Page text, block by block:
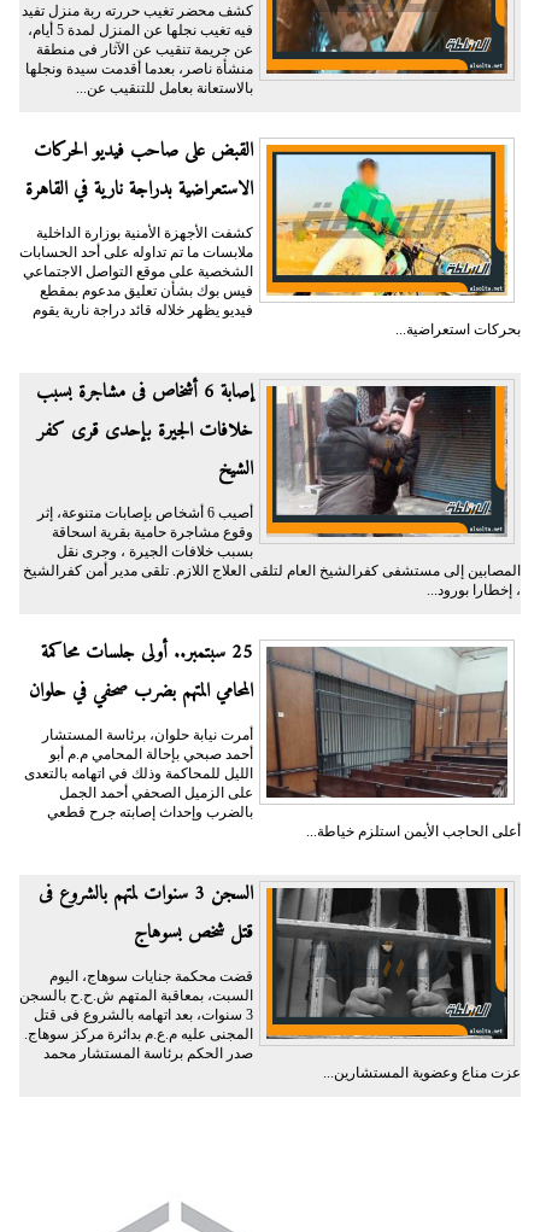
كشف محضر تغيب حررته ربة منزل تفيد
فيه تغيب نجلها عن المنزل لمدة 5 أيام،
عن جريمة تنقيب عن الآثار فى منطقة
منشأة ناصر، بعدما أقدمت سيدة ونجلها
بالاستعانة بعامل للتنقيب عن...
القبض على صاحب فيديو الحركات
الاستعراضية بدراجة نارية في القاهرة
كشفت الأجهزة الأمنية بوزارة الداخلية
ملابسات ما تم تداوله على أحد الحسابات
الشخصية على موقع التواصل الاجتماعي
فيس بوك بشأن تعليق مدعوم بمقطع
فيديو يظهر خلاله قائد دراجة نارية يقوم
بحركات استعراضية...
إصابة 6 أشخاص فى مشاجرة بسبب
خلافات الجيرة بإحدى قرى كفر
الشيخ
أصيب 6 أشخاص بإصابات متنوعة، إثر
وقوع مشاجرة حامية بقرية اسحاقة
بسبب خلافات الجيرة ، وجرى نقل
المصابين إلى مستشفى كفرالشيخ العام لتلقى العلاج اللازم. تلقى مدير أمن كفرالشيخ
، إخطارا بورود...
25 سبتمبر.. أولى جلسات محاكمة
المحامي المتهم بضرب صحفي في حلوان
أمرت نيابة حلوان، برئاسة المستشار
أحمد صبحي بإحالة المحامي م.م أبو
الليل للمحاكمة وذلك في اتهامه بالتعدى
على الزميل الصحفي أحمد الجمل
بالضرب وإحداث إصابته جرح قطعي
أعلى الحاجب الأيمن استلزم خياطة...
السجن 3 سنوات لمتهم بالشروع فى
قتل شخص بسوهاج
قضت محكمة جنايات سوهاج، اليوم
السبت، بمعاقبة المتهم ش.ح.ح بالسجن
3 سنوات، بعد اتهامه بالشروع فى قتل
المجنى عليه م.ع.م بدائرة مركز سوهاج.
صدر الحكم برئاسة المستشار محمد
عزت مناع وعضوية المستشارين...